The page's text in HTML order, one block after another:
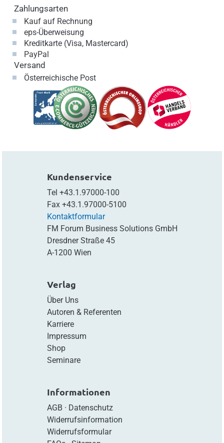
Zahlungsarten
Kauf auf Rechnung
eps-Überweisung
Kreditkarte (Visa, Mastercard)
PayPal
Versand
Österreichische Post
Kundenservice
Tel +43.1.97000-100
Fax +43.1.97000-5100
Kontaktformular
FM Forum Business Solutions GmbH
Dresdner Straße 45
A-1200 Wien
Verlag
Über Uns
Autoren & Referenten
Karriere
Impressum
Shop
Seminare
Informationen
AGB · Datenschutz
Widerrufsinformation
Widerrufsformular